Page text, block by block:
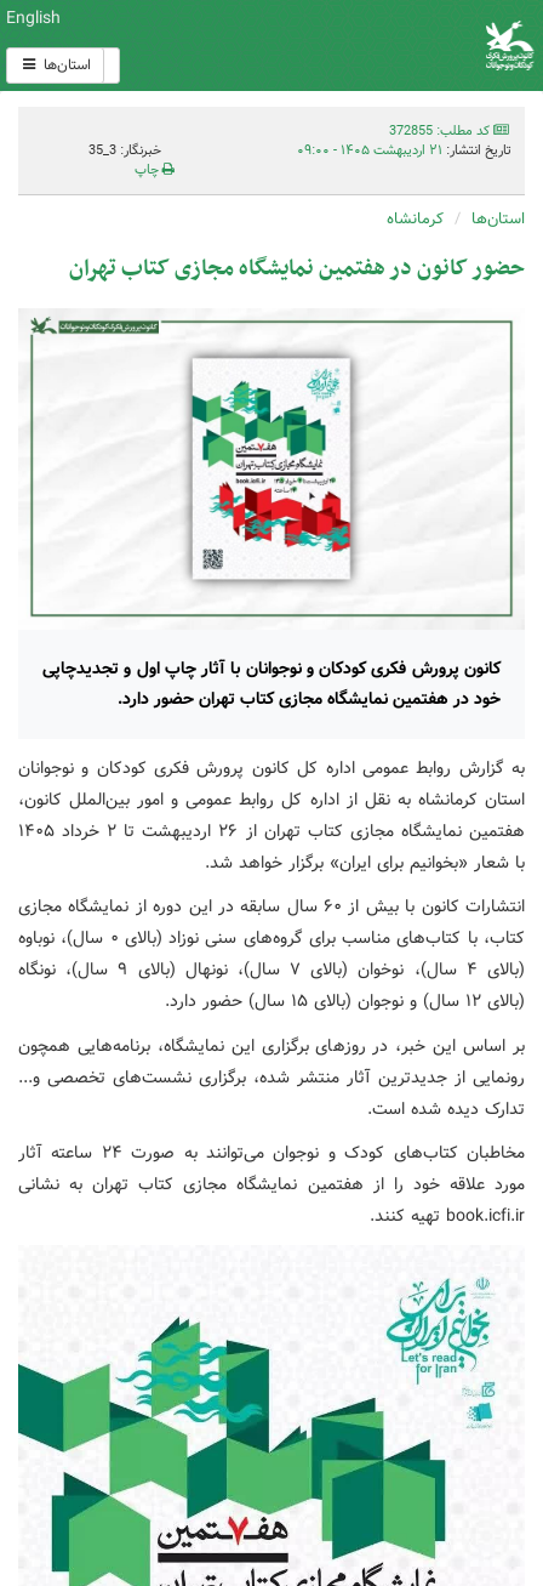
English
استان‌ها
کد مطلب: 372855
تاریخ انتشار: ۲۱ اردیبهشت ۱۴۰۵ - ۰۹:۰۰
خبرنگار: 3_35
چاپ
استان‌ها کرمانشاه
حضور کانون در هفتمین نمایشگاه مجازی کتاب تهران
کانون پرورش فکری کودکان و نوجوانان با آثار چاپ اول و تجدیدچاپی
خود در هفتمین نمایشگاه مجازی کتاب تهران حضور دارد.
به گزارش روابط عمومی اداره کل کانون پرورش فکری کودکان و نوجوانان
استان کرمانشاه به نقل از اداره کل روابط عمومی و امور بین‌الملل کانون،
هفتمین نمایشگاه مجازی کتاب تهران از ۲۶ اردیبهشت تا ۲ خرداد ۱۴۰۵
با شعار «بخوانیم برای ایران» برگزار خواهد شد.
انتشارات کانون با بیش از ۶۰ سال سابقه در این دوره از نمایشگاه مجازی
کتاب، با کتاب‌های مناسب برای گروه‌های سنی نوزاد (بالای ۰ سال)، نوباوه
(بالای ۴ سال)، نوخوان (بالای ۷ سال)، نونهال (بالای ۹ سال)، نونگاه
(بالای ۱۲ سال) و نوجوان (بالای ۱۵ سال) حضور دارد.
بر اساس این خبر، در روزهای برگزاری این نمایشگاه، برنامه‌هایی همچون
رونمایی از جدیدترین آثار منتشر شده، برگزاری نشست‌های تخصصی و...
تدارک دیده شده است.
مخاطبان کتاب‌های کودک و نوجوان می‌توانند به صورت ۲۴ ساعته آثار
مورد علاقه خود را از هفتمین نمایشگاه مجازی کتاب تهران به نشانی
book.icfi.ir تهیه کنند.